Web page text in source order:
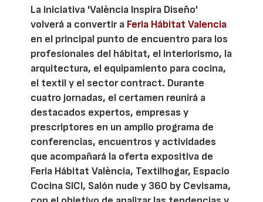
La iniciativa 'València Inspira Diseño'
volverá a convertir a Feria Hábitat Valencia
en el principal punto de encuentro para los
profesionales del hábitat, el interiorismo, la
arquitectura, el equipamiento para cocina,
el textil y el sector contract. Durante
cuatro jornadas, el certamen reunirá a
destacados expertos, empresas y
prescriptores en un amplio programa de
conferencias, encuentros y actividades
que acompañará la oferta expositiva de
Feria Hábitat València, Textilhogar, Espacio
Cocina SICI, Salón nude y 360 by Cevisama,